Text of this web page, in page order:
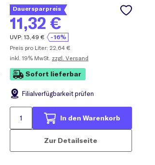
Dauersparpreis
11,32 €
UVP: 13,49 €
-16%
Preis pro Liter: 22,64€
inkl. 19% MwSt. zzgl. Versand
Sofort lieferbar
Filialverfügbarkeit prüfen
In den Warenkorb
Zur Detailseite